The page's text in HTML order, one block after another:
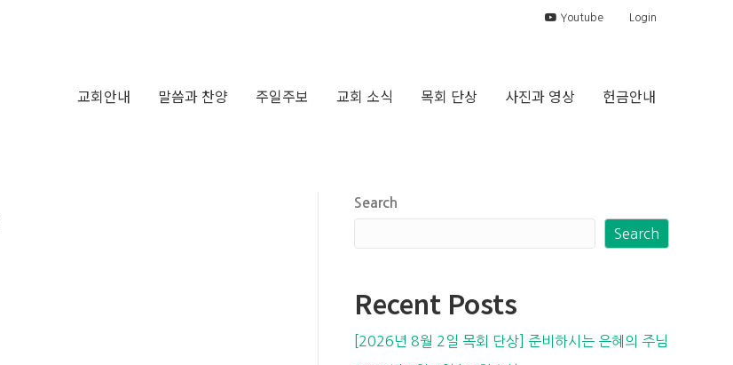
Youtube Login
교회안내 말씀과 찬양 주일주보 교회 소식 목회 단상 사진과 영상 헌금안내
Search
Search
Recent Posts
[2026년 8월 2일 목회 단상] 준비하시는 은혜의 주님